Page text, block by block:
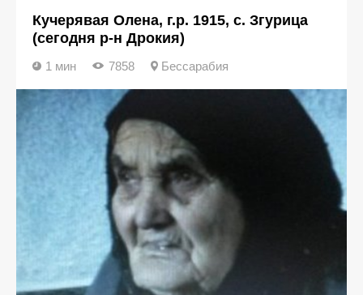
Кучерявая Олена, г.р. 1915, с. Згурица
(сегодня р-н Дрокия)
1 мин 7858 Бессарабия